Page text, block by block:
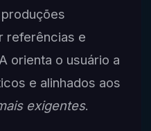
referências e
orienta o usuário a
e alinhados aos
exigentes.